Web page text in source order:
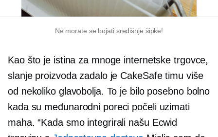
Ne morate se bojati središnje šipke!
Kao što je istina za mnoge internetske trgovce,
slanje proizvoda zadalo je CakeSafe timu više
od nekoliko glavobolja. To je bilo posebno bolno
kada su međunarodni poreci počeli uzimati
maha. “Kada smo integrirali našu Ecwid